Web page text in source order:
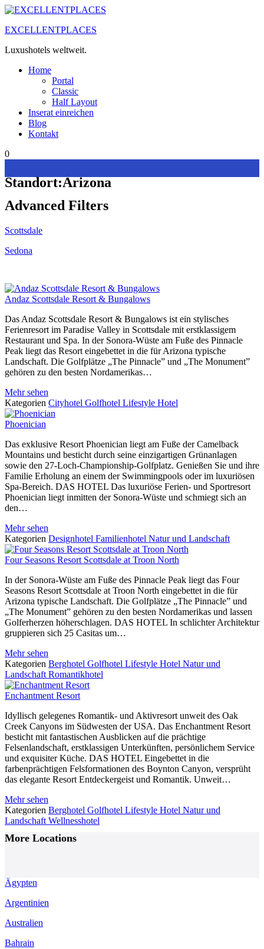
Zum
springen
EXCELLENTPLACES
Luxushotels weltweit.
Home
Portal
Classic
Half Layout
Inserat einreichen
Blog
Kontakt
0
Standort:Arizona
Advanced Filters
Scottsdale
Sedona
Andaz Scottsdale Resort & Bungalows
Das Andaz Scottsdale Resort & Bungalows ist ein stylisches
Ferienresort im Paradise Valley in Scottsdale mit erstklassigem
Restaurant und Spa. In der Sonora-Wüste am Fuße des Pinnacle
Peak liegt das Resort eingebettet in die für Arizona typische
Landschaft. Die Golfplätze „The Pinnacle” und „The Monument”
gehören zu den besten Nordamerikas…
Mehr sehen
Kategorien Cityhotel Golfhotel Lifestyle Hotel
Phoenician
Das exklusive Resort Phoenician liegt am Fuße der Camelback
Mountains und besticht durch seine einzigartigen Grünanlagen
sowie den 27-Loch-Championship-Golfplatz. Genießen Sie und ihre
Familie Erholung an einem der Swimmingpools oder im luxuriösen
Spa-Bereich. DAS HOTEL Das luxuriöse Ferien- und Sportresort
Phoenician liegt inmitten der Sonora-Wüste und schmiegt sich an
den…
Mehr sehen
Kategorien Designhotel Familienhotel Natur und Landschaft
Four Seasons Resort Scottsdale at Troon North
In der Sonora-Wüste am Fuße des Pinnacle Peak liegt das Four
Seasons Resort Scottsdale at Troon North eingebettet in die für
Arizona typische Landschaft. Die Golfplätze „The Pinnacle” und
„The Monument” gehören zu den besten Nordamerikas und lassen
Golferherzen höherschlagen. DAS HOTEL In schlichter Architektur
gruppieren sich 25 Casitas um…
Mehr sehen
Kategorien Berghotel Golfhotel Lifestyle Hotel Natur und
Landschaft Romantikhotel
Enchantment Resort
Idyllisch gelegenes Romantik- und Aktivresort unweit des Oak
Creek Canyons im Südwesten der USA. Das Enchantment Resort
besticht mit fantastischen Ausblicken auf die prächtige
Felsenlandschaft, erstklassigen Unterkünften, persönlichem Service
und exquisiter Küche. DAS HOTEL Eingebettet in die
farbenprächtigen Felsformationen des Boynton Canyon, versprüht
das elegante Resort Entdeckergeist und Romantik. Unweit…
Mehr sehen
Kategorien Berghotel Golfhotel Lifestyle Hotel Natur und
Landschaft Wellnesshotel
Posts
More Locations
Ägypten
Argentinien
Australien
Bahrain